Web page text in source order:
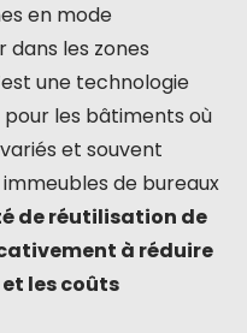
en mode
dans les zones
une technologie
les bâtiments où
et souvent
de bureaux
de réutilisation de
à réduire
les coûts